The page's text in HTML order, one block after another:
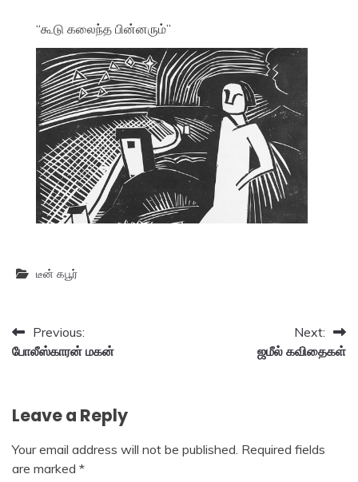
“கூடு கலைந்த பின்னரும்”
டீன் கபூர்
Post
navigation
Previous:
போலீஸ்காரன் மகன்
Next:
ஜமீல் கவிதைகள்
Leave a Reply
Your email address will not be published. Required fields
are marked *